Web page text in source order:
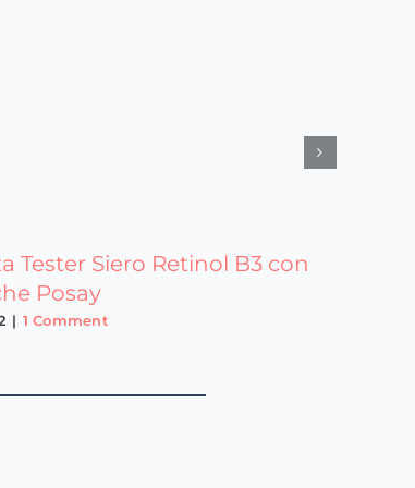
Tester Siero Retinol B3 con
Posay
| 1 Comment